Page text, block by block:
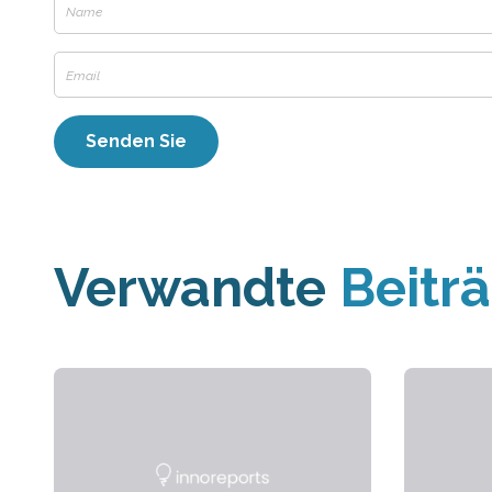
Verwandte